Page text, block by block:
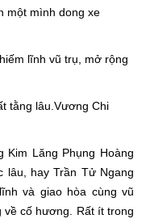
một mình dong xe
lĩnh vũ trụ, mở rộng
tằng lâu.Vương Chi
Lăng Phụng Hoàng
lâu, hay Trần Tử Ngang
và giao hòa cùng vũ
về cố hương. Rất ít trong